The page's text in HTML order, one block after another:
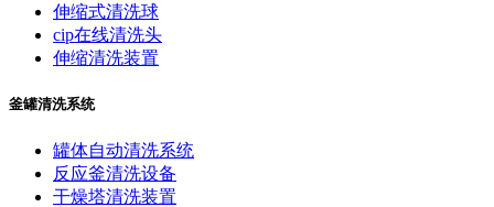
伸缩式清洗球
cip在线清洗头
伸缩清洗装置
釜罐清洗系统
罐体自动清洗系统
反应釜清洗设备
干燥塔清洗装置